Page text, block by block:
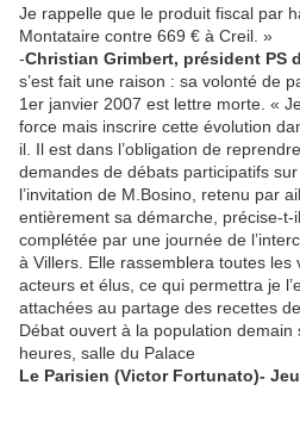
Je rappelle que le produit fiscal par
Montataire contre 669 € à Creil. »
-Christian Grimbert, président PS
s’est fait une raison : sa volonté de
1er janvier 2007 est lettre morte. «
force mais inscrire cette évolution
il. Il est dans l’obligation de
demandes de débats participatifs
l’invitation de M.Bosino, retenu par
entièrement sa démarche, précise-t-
complétée par une journée de
à Villers. Elle rassemblera toutes les
acteurs et élus, ce qui permettra je
attachées au partage des recettes
Débat ouvert à la population
heures, salle du Palace
Le Parisien (Victor Fortunato)-